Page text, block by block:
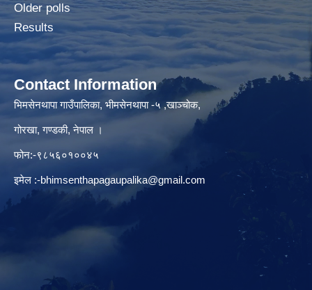
Older polls
Results
Contact Information
भिमसेनथापा गाउँपालिका, भीमसेनथापा -५ ,खाञ्चोक,
गोरखा, गण्डकी, नेपाल ।
फोन:-९८५६०१००४५
इमेल :-bhimsenthapagaupalika@gmail.com